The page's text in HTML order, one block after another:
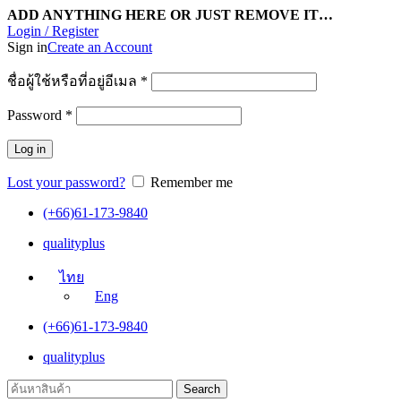
ADD ANYTHING HERE OR JUST REMOVE IT…
Login / Register
Sign inCreate an Account
ชื่อผู้ใช้หรือที่อยู่อีเมล *
Password *
Log in
Lost your password?
Remember me
(+66)61-173-9840
qualityplus
ไทย
Eng
(+66)61-173-9840
qualityplus
Search